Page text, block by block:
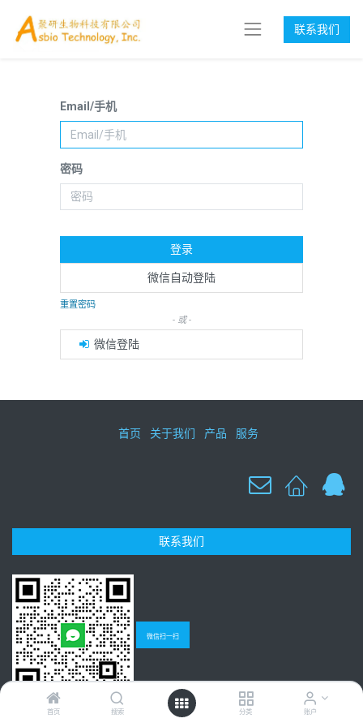
首页 搜索 分类 账户
联系我们
Email/手机
密码
登录
微信自动登陆
重置密码
- 或 -
微信登陆
首页 关于我们 产品 服务
联系我们
微信扫一扫
Copyright © 广州聚研生物科技有限公司
粤ICP备13017326号-1